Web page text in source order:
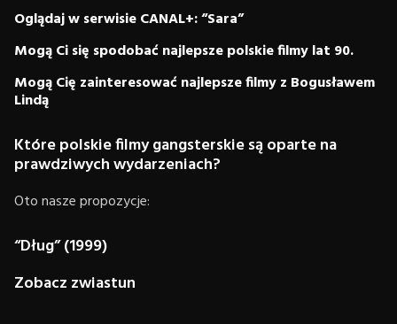
Oglądaj w serwisie CANAL+: “Sara”
Mogą Ci się spodobać najlepsze polskie filmy lat 90.
Mogą Cię zainteresować najlepsze filmy z Bogusławem
Lindą
Które polskie filmy gangsterskie są oparte na
prawdziwych wydarzeniach?
Oto nasze propozycje:
“Dług” (1999)
Zobacz zwiastun